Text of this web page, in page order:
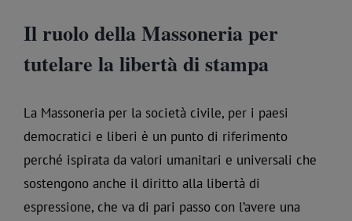
Il ruolo della Massoneria per
tutelare la libertà di stampa
La Massoneria per la società civile, per i paesi
democratici e liberi è un punto di riferimento
perché ispirata da valori umanitari e universali che
sostengono anche il diritto alla libertà di
espressione, che va di pari passo con l’avere una